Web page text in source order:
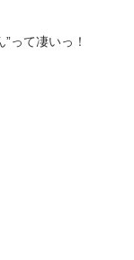
って凄いっ！